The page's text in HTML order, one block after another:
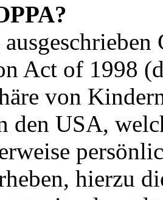
Act of 1998
von
den USA,
hierzu